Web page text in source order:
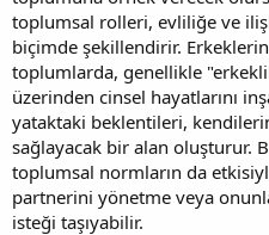
toplumsal rolleri, evliliğe ve
biçimde şekillendirir.
toplumlarda, genellikle
üzerinden cinsel hayatlarını
yataktaki beklentileri,
sağlayacak bir alan oluşturur.
toplumsal normların da
partnerini yönetme veya
isteği taşıyabilir.